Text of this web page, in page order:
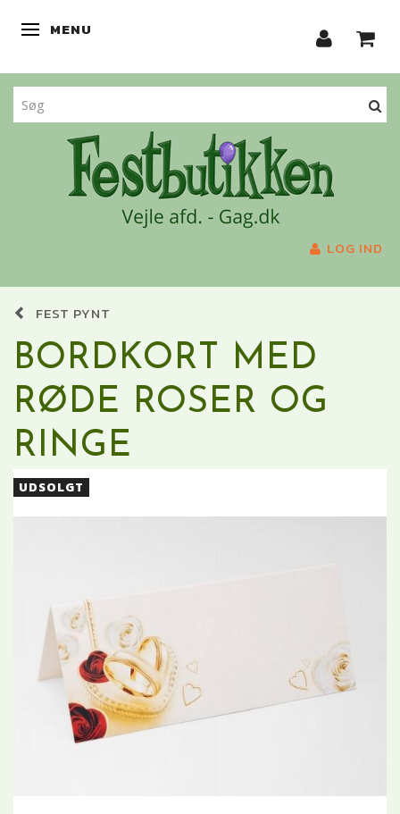
SKIFTE NAVIGATION
MENU
LOG IND
FEST PYNT
BORDKORT MED
RØDE ROSER OG
RINGE
UDSOLGT